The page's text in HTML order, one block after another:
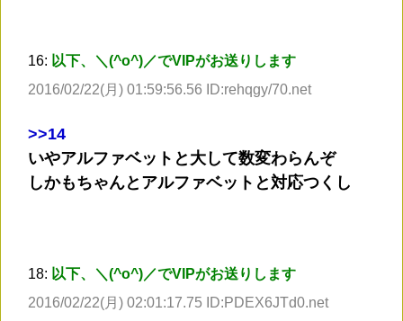
16: 以下、＼(^o^)／でVIPがお送りします
2016/02/22(月) 01:59:56.56 ID:rehqgy/70.net
>>14
いやアルファベットと大して数変わらんぞ
しかもちゃんとアルファベットと対応つくし
18: 以下、＼(^o^)／でVIPがお送りします
2016/02/22(月) 02:01:17.75 ID:PDEX6JTd0.net